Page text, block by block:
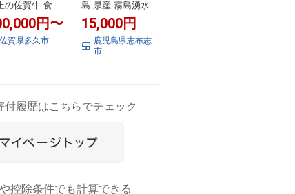
の佐賀牛 食べ
選べる内容量
/ 2.09kg
ロイン ハンバ
期便 f-18
円〜
佐賀県多久市
島 県産 霧島湧水鰻
＜4尾 計560g＞(1
尾140g) うなぎ 鰻
ウナギ 4尾 国産 蒲
焼 かばやき 冷凍
0
15,000円
鹿児島県志布志
市
付履歴はこちらでチェック
控除条件でも計算できる